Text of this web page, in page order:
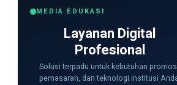
MEDIA EDUKASI
Layanan Digital
Profesional
Solusi terpadu untuk kebutuhan
pemasaran, dan teknologi institusi